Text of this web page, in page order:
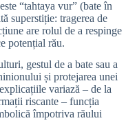
“tahtaya vur” (bate în
superstiție: tragerea de
are rolul de a respinge
potențial rău.
gestul de a bate sau a
și protejarea unei
variază – de la
riscante – funcția
împotriva răului